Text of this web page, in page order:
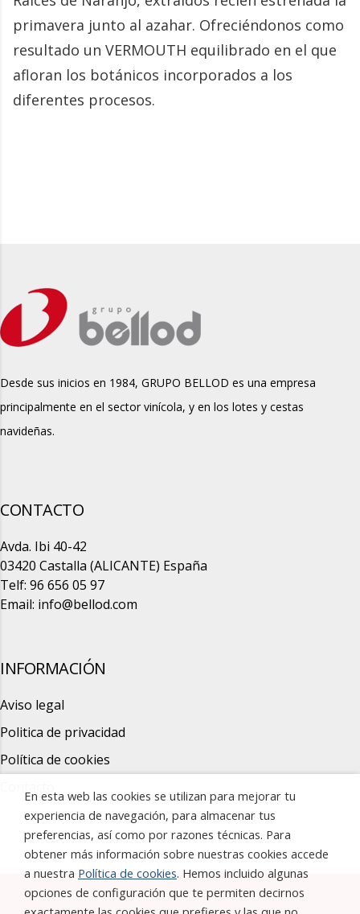
primavera junto al azahar. Ofreciéndonos como
resultado un VERMOUTH equilibrado en el que
afloran los botánicos incorporados a los
diferentes procesos.
Desde sus inicios en 1984, GRUPO BELLOD es una empresa
principalmente en el sector vinícola, y en los lotes y cestas
navideñas.
CONTACTO
Avda. Ibi 40-42
03420 Castalla (ALICANTE) España
Telf: 96 656 05 97
Email: info@bellod.com
INFORMACIÓN
Aviso legal
Politica de privacidad
Política de cookies
En esta web las cookies se utilizan para mejorar tu
experiencia de navegación, para almacenar tus
preferencias, así como por razones técnicas. Para
obtener más información sobre nuestras cookies accede
a nuestra Política de cookies. Hemos incluido algunas
opciones de configuración que te permiten decirnos